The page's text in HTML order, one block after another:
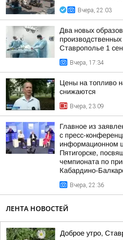
Вчера, 22:03
Два новых
Ставрополье 1
Вчера, 17:34
Цены на топливо
снижаются
Вчера, 23:09
Главное из
с пресс-
информационном
Пятигорске,
чемпионата по
Кабардино-
Вчера, 22:36
ЛЕНТА НОВОСТЕЙ
Доброе утро,